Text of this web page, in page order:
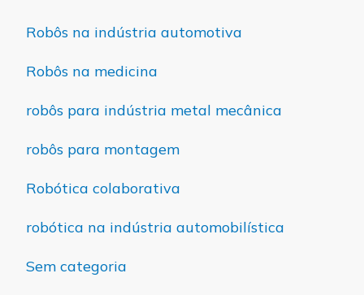
Robôs na indústria automotiva
Robôs na medicina
robôs para indústria metal mecânica
robôs para montagem
Robótica colaborativa
robótica na indústria automobilística
Sem categoria